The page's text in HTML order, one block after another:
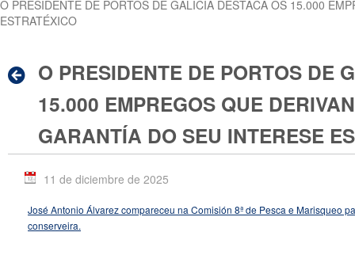
O PRESIDENTE DE PORTOS DE GALICIA DESTACA OS 15.000
ESTRATÉXICO
O PRESIDENTE DE PORTOS DE
15.000 EMPREGOS QUE
GARANTÍA DO SEU INTERESE
11 de diciembre de 2025
José Antonio Álvarez compareceu na Comisión 8ª de Pesca e Marisqueo
conserveira.